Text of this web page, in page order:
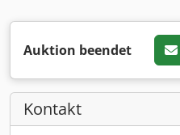
Auktion beendet
Kontakt